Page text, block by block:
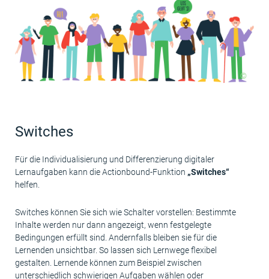
©
Switches
Für die Individualisierung und Differenzierung digitaler
Lernaufgaben kann die Actionbound-Funktion „Switches“
helfen.
Switches können Sie sich wie Schalter vorstellen: Bestimmte
Inhalte werden nur dann angezeigt, wenn festgelegte
Bedingungen erfüllt sind. Andernfalls bleiben sie für die
Lernenden unsichtbar. So lassen sich Lernwege flexibel
gestalten. Lernende können zum Beispiel zwischen
unterschiedlich schwierigen Aufgaben wählen oder